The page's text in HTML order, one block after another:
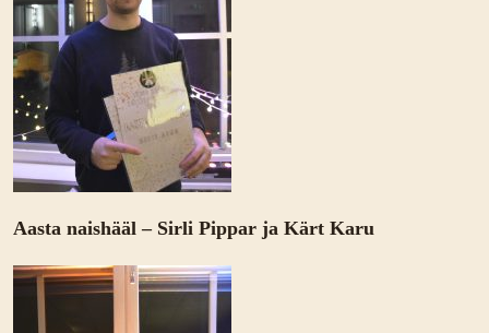
Aasta naishääl – Sirli Pippar ja Kärt Karu